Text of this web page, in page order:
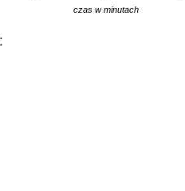
czas w minutach